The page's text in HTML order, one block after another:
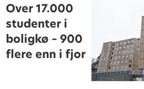
Over 17.000
studenter i
boligkø – 900
flere enn i fjor